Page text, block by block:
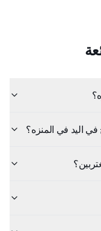
اليد في المنزه؟